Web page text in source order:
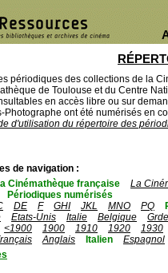
périodiques des collections de la
de Toulouse et du Centre
en accès libre ou sur
Photographe ont été numérisés en
d'utilisation du répertoire des
de navigation :
Cinémathèque française La
Périodiques numérisés
DE F GHI JKL MNO PQ
Etats-Unis Italie Belgique
<1900 1900 1910 1920 1930
Anglais Italien Espagnol